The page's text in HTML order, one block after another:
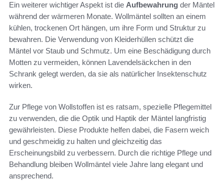
Ein weiterer wichtiger Aspekt ist die Aufbewahrung der Mäntel
während der wärmeren Monate. Wollmäntel sollten an einem
kühlen, trockenen Ort hängen, um ihre Form und Struktur zu
bewahren. Die Verwendung von Kleiderhüllen schützt die
Mäntel vor Staub und Schmutz. Um eine Beschädigung durch
Motten zu vermeiden, können Lavendelsäckchen in den
Schrank gelegt werden, da sie als natürlicher Insektenschutz
wirken.
Zur Pflege von Wollstoffen ist es ratsam, spezielle Pflegemittel
zu verwenden, die die Optik und Haptik der Mäntel langfristig
gewährleisten. Diese Produkte helfen dabei, die Fasern weich
und geschmeidig zu halten und gleichzeitig das
Erscheinungsbild zu verbessern. Durch die richtige Pflege und
Behandlung bleiben Wollmäntel viele Jahre lang elegant und
ansprechend.